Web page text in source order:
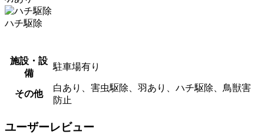
ハチ駆除
施設・設
備
駐車場有り
その他
白あり、害虫駆除、羽あり、ハチ駆除、鳥獣害
防止
ユーザーレビュー